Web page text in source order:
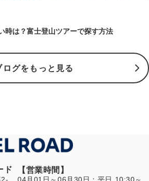
時は？富士登山ツアーで探す方法
ログをもっと見る
ド 【営業時間】